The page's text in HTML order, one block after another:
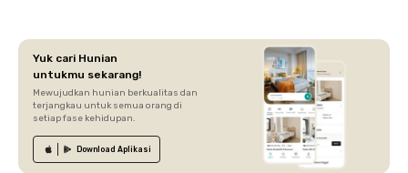
Yuk cari Hunian
untukmu sekarang!
Mewujudkan hunian berkualitas dan
terjangkau untuk semua orang di
setiap fase kehidupan.
Download Aplikasi